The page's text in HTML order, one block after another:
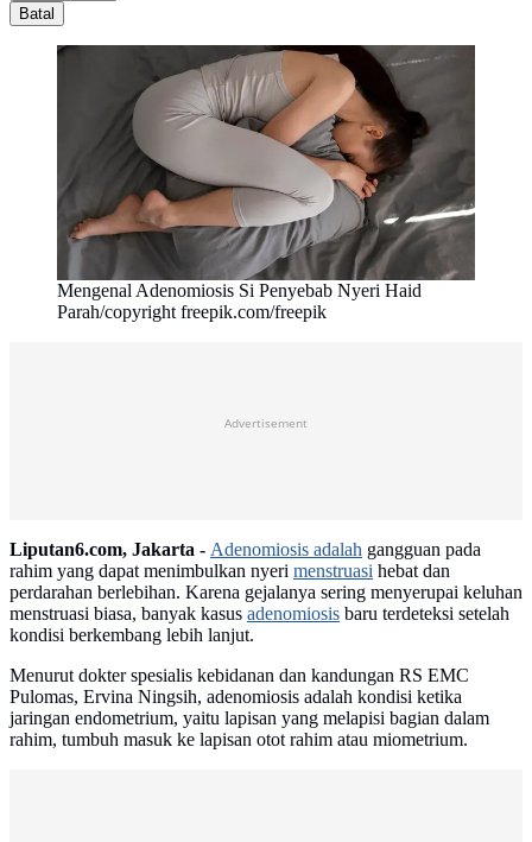
Batal
Mengenal Adenomiosis Si Penyebab Nyeri Haid
Parah/copyright freepik.com/freepik
Advertisement
Liputan6.com, Jakarta - Adenomiosis adalah gangguan pada
rahim yang dapat menimbulkan nyeri menstruasi hebat dan
perdarahan berlebihan. Karena gejalanya sering menyerupai keluhan
menstruasi biasa, banyak kasus adenomiosis baru terdeteksi setelah
kondisi berkembang lebih lanjut.
Menurut dokter spesialis kebidanan dan kandungan RS EMC
Pulomas, Ervina Ningsih, adenomiosis adalah kondisi ketika
jaringan endometrium, yaitu lapisan yang melapisi bagian dalam
rahim, tumbuh masuk ke lapisan otot rahim atau miometrium.